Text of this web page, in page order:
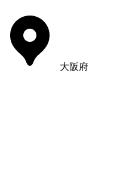
大阪府